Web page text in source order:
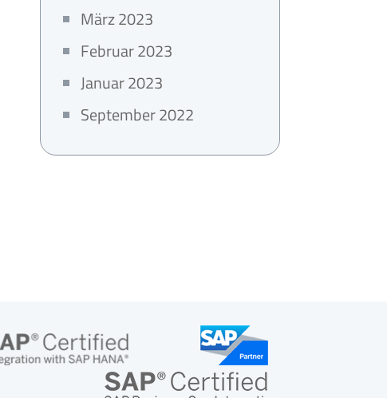
März 2023
Februar 2023
Januar 2023
September 2022